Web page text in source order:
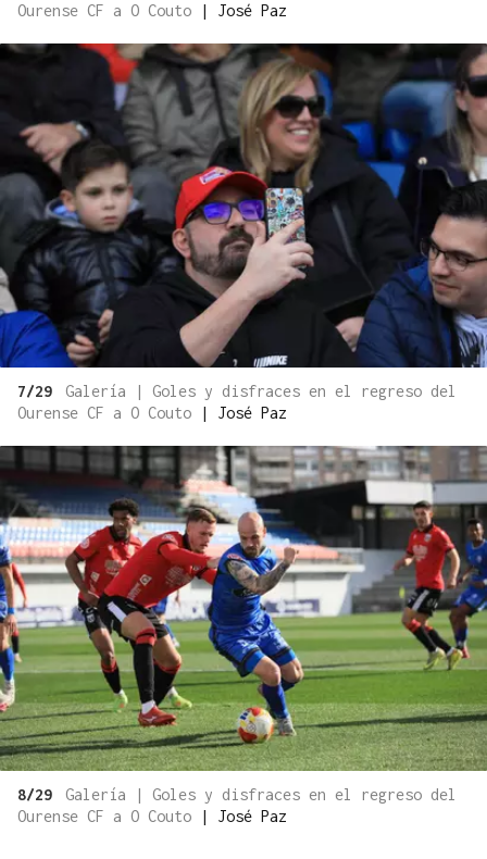
Ourense CF a O Couto
| José Paz
7/29
Galería | Goles y disfraces en el regreso del
Ourense CF a O Couto
José Paz
8/29
Galería | Goles y disfraces en el regreso del
Ourense CF a O Couto
| José Paz